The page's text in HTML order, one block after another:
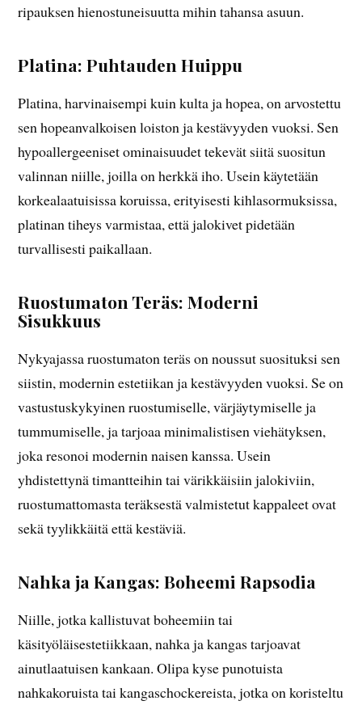
ripauksen hienostuneisuutta mihin tahansa asuun.
Platina: Puhtauden Huippu
Platina, harvinaisempi kuin kulta ja hopea, on arvostettu
sen hopeanvalkoisen loiston ja kestävyyden vuoksi. Sen
hypoallergeeniset ominaisuudet tekevät siitä suositun
valinnan niille, joilla on herkkä iho. Usein käytetään
korkealaatuisissa koruissa, erityisesti kihlasormuksissa,
platinan tiheys varmistaa, että jalokivet pidetään
turvallisesti paikallaan.
Ruostumaton Teräs: Moderni
Sisukkuus
Nykyajassa ruostumaton teräs on noussut suosituksi sen
siistin, modernin estetiikan ja kestävyyden vuoksi. Se on
vastustuskykyinen ruostumiselle, värjäytymiselle ja
tummumiselle, ja tarjoaa minimalistisen viehätyksen,
joka resonoi modernin naisen kanssa. Usein
yhdistettynä timantteihin tai värikkäisiin jalokiviin,
ruostumattomasta teräksestä valmistetut kappaleet ovat
sekä tyylikkäitä että kestäviä.
Nahka ja Kangas: Boheemi Rapsodia
Niille, jotka kallistuvat boheemiin tai
käsityöläisestetiikkaan, nahka ja kangas tarjoavat
ainutlaatuisen kankaan. Olipa kyse punotuista
nahkakoruista tai kangaschockereista, jotka on koristeltu